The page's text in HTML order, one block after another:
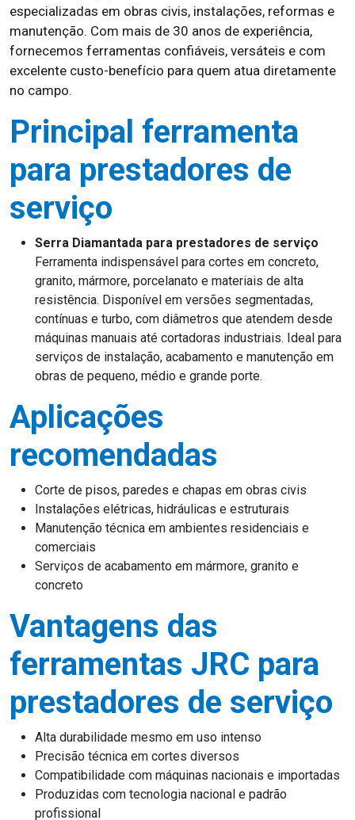
especializadas em obras civis, instalações, reformas e
manutenção. Com mais de 30 anos de experiência,
fornecemos ferramentas confiáveis, versáteis e com
excelente custo-benefício para quem atua diretamente
no campo.
Principal ferramenta
para prestadores de
serviço
Serra Diamantada para prestadores de serviço
Ferramenta indispensável para cortes em concreto,
granito, mármore, porcelanato e materiais de alta
resistência. Disponível em versões segmentadas,
contínuas e turbo, com diâmetros que atendem desde
máquinas manuais até cortadoras industriais. Ideal para
serviços de instalação, acabamento e manutenção em
obras de pequeno, médio e grande porte.
Aplicações
recomendadas
Corte de pisos, paredes e chapas em obras civis
Instalações elétricas, hidráulicas e estruturais
Manutenção técnica em ambientes residenciais e
comerciais
Serviços de acabamento em mármore, granito e
concreto
Vantagens das
ferramentas JRC para
prestadores de serviço
Alta durabilidade mesmo em uso intenso
Precisão técnica em cortes diversos
Compatibilidade com máquinas nacionais e importadas
Produzidas com tecnologia nacional e padrão
profissional